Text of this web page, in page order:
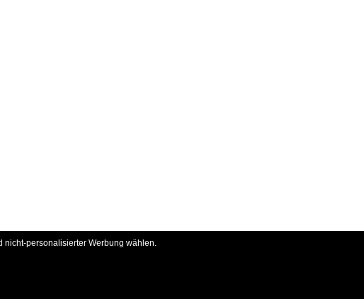
nicht-personalisierter Werbung wählen.